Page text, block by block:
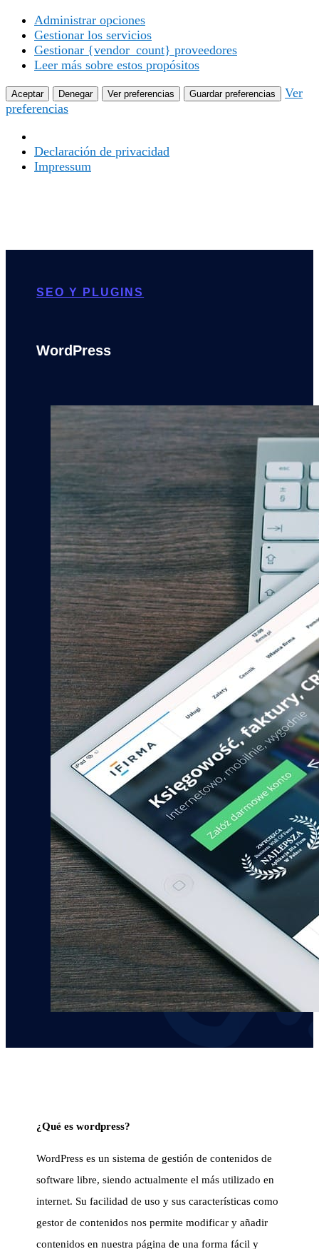
Administrar opciones
Gestionar los servicios
Gestionar {vendor_count} proveedores
Leer más sobre estos propósitos
Aceptar Denegar Ver preferencias Guardar preferencias
Ver
preferencias
Declaración de privacidad
Impressum
SEO Y PLUGINS
WordPress
¿Qué es wordpress?
WordPress es un sistema de gestión de contenidos de
software libre, siendo actualmente el más utilizado en
internet. Su facilidad de uso y sus características como
gestor de contenidos nos permite modificar y añadir
contenidos en nuestra página de una forma fácil y